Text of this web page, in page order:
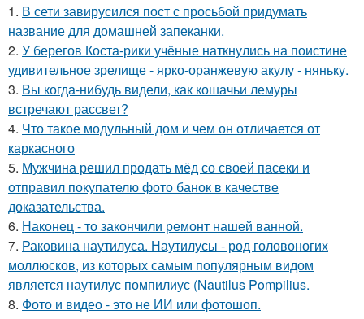
1. В сети завирусился пост с просьбой придумать
название для домашней запеканки.
2. У берегов Коста-рики учёные наткнулись на поистине
удивительное зрелище - ярко-оранжевую акулу - няньку.
3. Вы когда-нибудь видели, как кошачьи лемуры
встречают рассвет?
4. Что такое модульный дом и чем он отличается от
каркасного
5. Мужчина решил продать мёд со своей пасеки и
отправил покупателю фото банок в качестве
доказательства.
6. Наконец - то закончили ремонт нашей ванной.
7. Раковина наутилуса. Наутилусы - род головоногих
моллюсков, из которых самым популярным видом
является наутилус помпилиус (Nautilus Pompilius.
8. Фото и видео - это не ИИ или фотошоп.